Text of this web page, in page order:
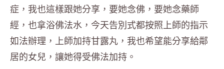
症，我也這樣跟她分享，要她念佛，要她念藥師
經，也拿浴佛法水，今天告別式都按照上師的指示
如法辦理，上師加持甘露丸，我也希望能分享給鄰
居的女兒，讓她得受佛法加持。